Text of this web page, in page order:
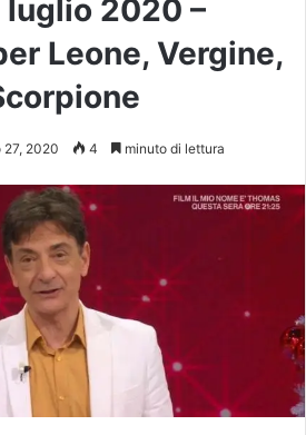
2020 –
Leone, Vergine,
27, 2020 4 minuto di lettura